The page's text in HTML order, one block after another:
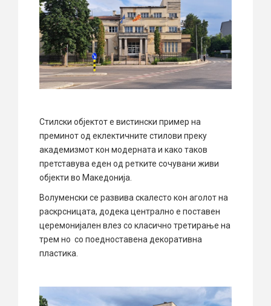
Стилски објектот е вистински пример на
преминот од еклектичните стилови преку
академизмот кон модерната и како таков
претставува еден од ретките сочувани живи
објекти во Македонија.
Волуменски се развива скалесто кон аголот на
раскрсницата, додека централно е поставен
церемонијален влез со класично третирање на
трем но со поедноставена декоративна
пластика.